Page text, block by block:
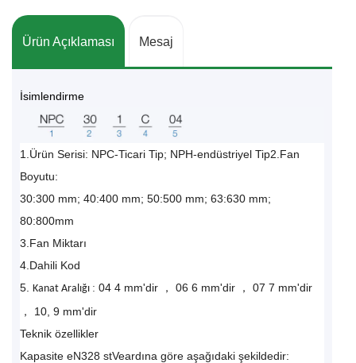
Ürün Açıklaması Mesaj
İsimlendirme
1.Ürün Serisi: NPC-Ticari Tip; NPH-endüstriyel Tip2.Fan
Boyutu:
30:300 mm; 40:400 mm; 50:500 mm; 63:630 mm;
80:800mm
3.Fan Miktarı
4.Dahili Kod
5. Kanat Aralığı : 04 4 mm'dir ， 06 6 mm'dir ， 07 7 mm'dir
， 10, 9 mm'dir
Teknik özellikler
Kapasite eN328 stVeardına göre aşağıdaki şekildedir: